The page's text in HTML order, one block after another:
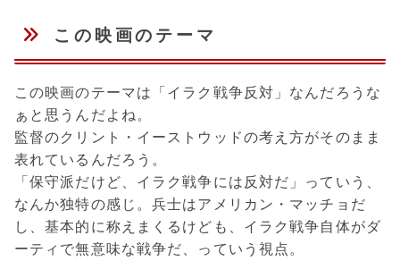
この映画のテーマ
この映画のテーマは「イラク戦争反対」なんだろうな
ぁと思うんだよね。
監督のクリント・イーストウッドの考え方がそのまま
表れているんだろう。
「保守派だけど、イラク戦争には反対だ」っていう、
なんか独特の感じ。兵士はアメリカン・マッチョだ
し、基本的に称えまくるけども、イラク戦争自体がダ
ーティで無意味な戦争だ、っていう視点。